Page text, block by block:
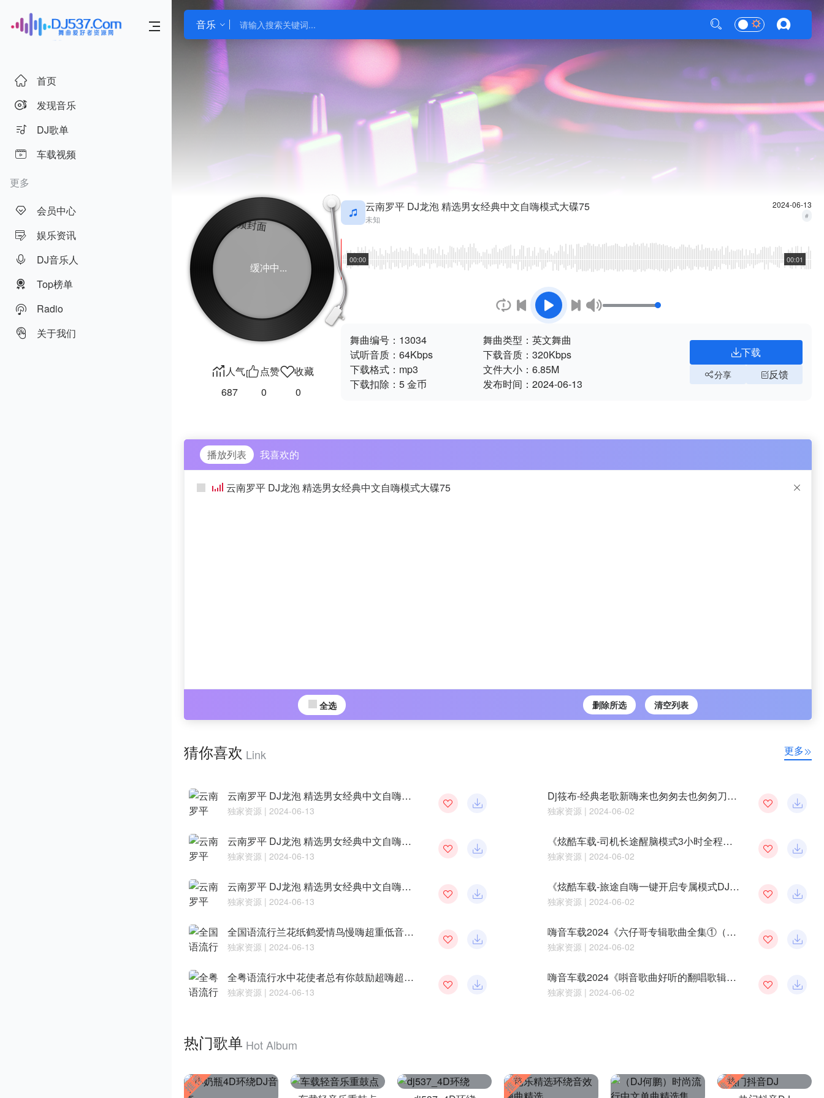
首页
发现音乐
DJ歌单
车载视频
更多
会员中心
娱乐资讯
DJ音乐人
Top榜单
Radio
关于我们
音乐
缓冲中...
人气
687
点赞
0
收藏
0
云南罗平 DJ龙泡 精选男女经典中文自嗨模式大碟75
未知
2024-06-13
#
00:00 00:01
舞曲编号： 13034 舞曲类型： 英文舞曲
试听音质： 64Kbps 下载音质： 320Kbps
下载格式： mp3 文件大小： 6.85M
下载扣除： 5 金币 发布时间： 2024-06-13
下载
分享 反馈
播放列表 我喜欢的
云南罗平 DJ龙泡 精选男女经典中文自嗨模式大碟75
全选 删除所选 清空列表
猜你喜欢 Link 更多
云南罗平 DJ龙泡 精选男女经典中文自嗨模式大碟74
独家资源 | 2024-06-13
云南罗平 DJ龙泡 精选男女经典中文自嗨模式大碟75
独家资源 | 2024-06-13
云南罗平 DJ龙泡 精选男女经典中文自嗨模式大碟79
独家资源 | 2024-06-13
全国语流行兰花纸鹤爱情鸟慢嗨超重低音车载串烧CD641(横州DJ98Mix)
独家资源 | 2024-06-13
全粤语流行水中花使者总有你鼓励超嗨超重低音车载串烧CD643(横州DJ98Mix)
独家资源 | 2024-06-13
Dj筱布-经典老歌新嗨来也匆匆去也匆匆刀剑如梦VinaHouse靓碟
独家资源 | 2024-06-02
《炫酷车载-司机长途醒脑模式3小时全程自嗨(你只管开车其他交给DJ)全中文串烧大碟Remix》-DJ开心马骝
独家资源 | 2024-06-02
《炫酷车载-旅途自嗨一键开启专属模式DJ一响道路清场嗨爆神经无损车载串烧大碟Remix》-DJ开心马骝
独家资源 | 2024-06-02
嗨音车载2024《六仔哥专辑歌曲全集①（一生何所求暴富和自由）你没事找百度连版串烧》 DJ小雅
独家资源 | 2024-06-02
嗨音车载2024《唞音歌曲好听的翻唱歌辑（消失在茫茫的天际）推荐车载高端音响试听串烧》 DJ小雅
独家资源 | 2024-06-02
热门歌单 Hot Album